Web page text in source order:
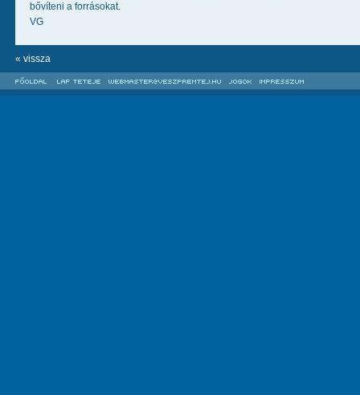
bővíteni a forrásokat.
VG
« vissza